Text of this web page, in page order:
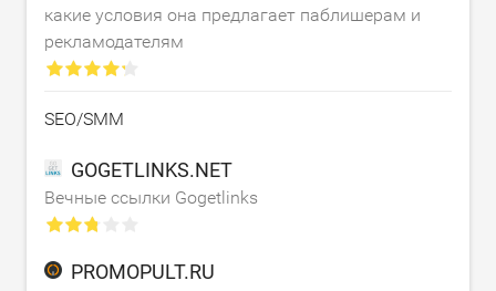
какие условия она предлагает паблишерам и
рекламодателям
SEO/SMM
GOGETLINKS.NET
Вечные ссылки Gogetlinks
PROMOPULT.RU